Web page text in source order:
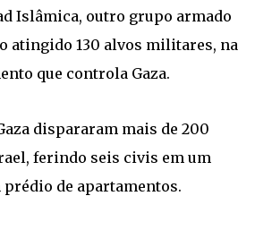
Islâmica, outro grupo armado
atingido 130 alvos militares, na
que controla Gaza.
dispararam mais de 200
ferindo seis civis em um
prédio de apartamentos.